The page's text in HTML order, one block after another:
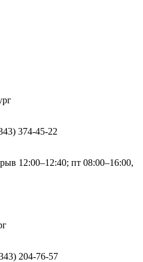
374-45-22
12:00–12:40; пт 08:00–16:00,
204-76-57